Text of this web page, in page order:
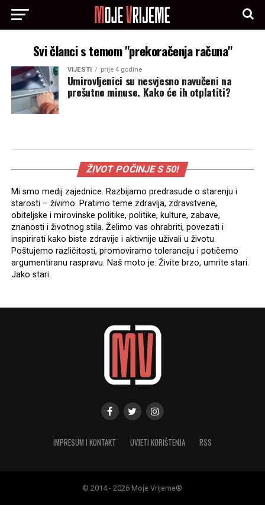
Svi članci s temom "prekoračenja računa"
VIJESTI prije 4 godine
Umirovljenici su nesvjesno navučeni na
prešutne minuse. Kako će ih otplatiti?
ŽIVOT POČINJE S 50!
Mi smo medij zajednice. Razbijamo predrasude o starenju i
starosti – živimo. Pratimo teme zdravlja, zdravstvene,
obiteljske i mirovinske politike, politike, kulture, zabave,
znanosti i životnog stila. Želimo vas ohrabriti, povezati i
inspirirati kako biste zdravije i aktivnije uživali u životu.
Poštujemo različitosti, promoviramo toleranciju i potičemo
argumentiranu raspravu. Naš moto je: Živite brzo, umrite stari.
Jako stari.
IMPRESUM I KONTAKT UVJETI KORIŠTENJA RSS
© 2014 - 2026 Moje Vrijeme®